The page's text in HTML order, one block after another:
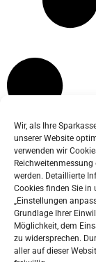
Wir, als Ihre
unserer Website
verwenden wir
werden. Detaillierte
Cookies finden Sie in
„Einstellungen
Grundlage Ihrer
Möglichkeit, dem
zu widersprechen.
aller auf dieser